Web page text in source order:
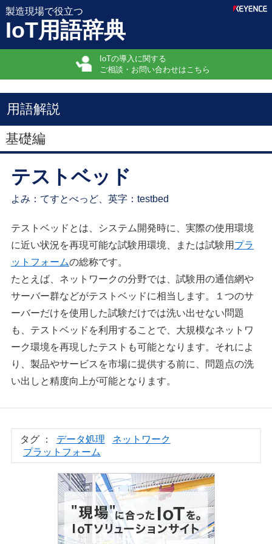
製造現場で役立つ
IoT用語辞典
IoTの導入に関する
ご相談・お問い合わせはこちら
用語解説
基礎編
テストベッド
よみ：てすとべっど、英字：testbed
テストベッドとは、システム開発時に、実際の使用環境
に近い状況を再現可能な試験用環境、または試験用 プラ
ットフォームの総称です。
たとえば、ネットワークの分野では、試験用の通信網や
サーバー群などがテストベッドに相当します。１つのサ
ーバーだけを使用した試験だけでは洗い出せない問題
も、テストベッドを利用することで、大規模なネットワ
ーク環境を再現したテストも可能となります。それによ
り、製品やサービスを市場に提供する前に、問題点の洗
い出しと精度向上が可能となります。
タグ ： データ処理
ネットワーク
プラットフォーム